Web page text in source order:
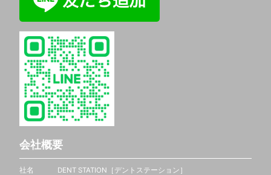
会社概要
社名 DENT STATION［デントステーション］